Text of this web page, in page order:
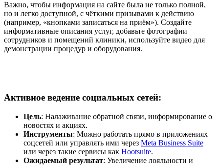
Важно, чтобы информация на сайте была не только полной,
но и легко доступной, с чёткими призывами к действию
(например, «кнопками записаться на приём»). Создайте
информативные описания услуг, добавьте фотографии
сотрудников и помещений клиники, используйте видео для
демонстрации процедур и оборудования.
Активное ведение социальных сетей:
Цель: Налаживание обратной связи, информирование о
новостях и акциях.
Инструменты: Можно работать прямо в приложениях
соцсетей или управлять ими через Meta Business Suite
или через такие сервисы как Hootsuite.
Ожидаемый результат: Увеличение лояльности и